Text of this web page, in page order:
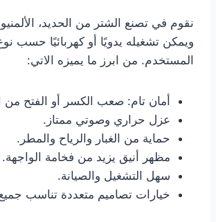
نقوم في تصنع الشتر من الحديد،
ويمكن تشغيله يدويًا أو كهربائيًا حسب
المستخدم. من ابرز ما يميزه الاتي:
أمان تام: صعب الكسر أو الفتح من
عزل حراري وصوتي ممتاز.
حماية من الغبار والرياح والمطر.
مظهر أنيق يزيد من فخامة الواجهة.
سهل التشغيل والصيانة.
خيارات تصاميم متعددة تناسب جميع